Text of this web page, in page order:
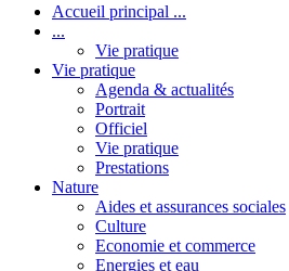
Accueil principal ...
...
Vie pratique
Vie pratique
Agenda & actualités
Portrait
Officiel
Vie pratique
Prestations
Nature
Aides et assurances sociales
Culture
Economie et commerce
Energies et eau